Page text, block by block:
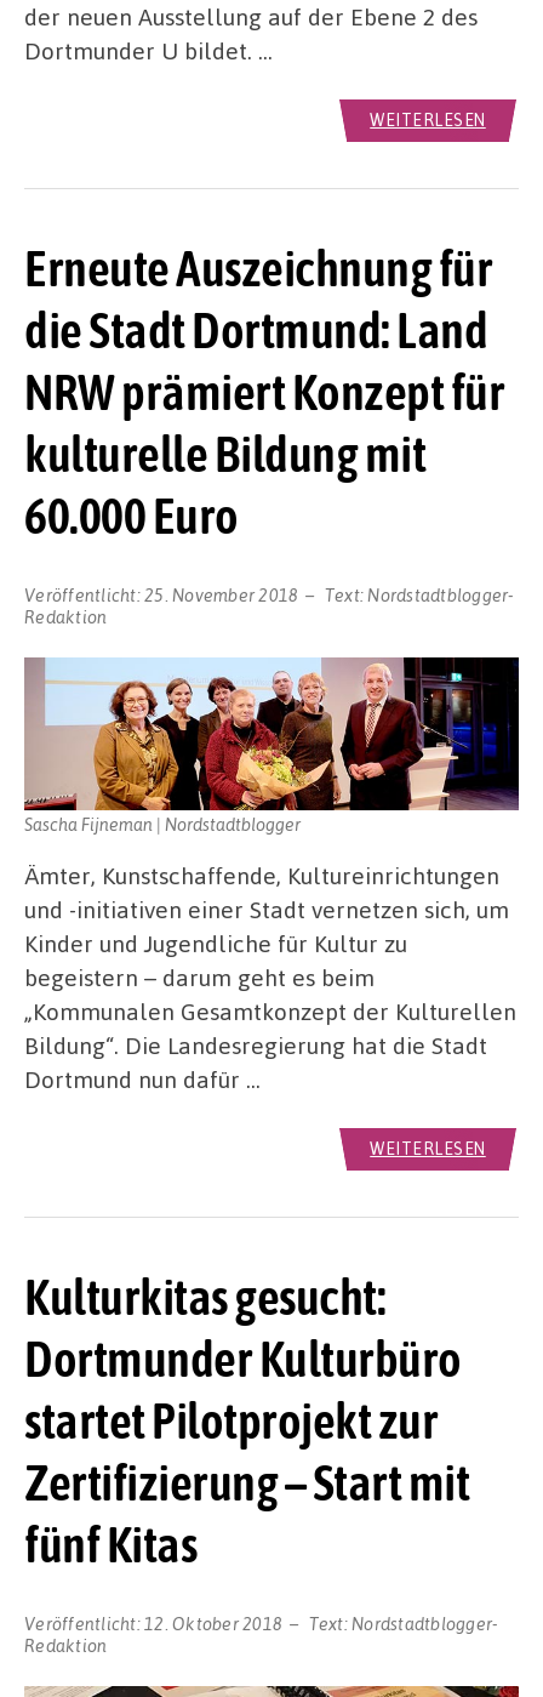
der neuen Ausstellung auf der Ebene 2 des
Dortmunder U bildet. …
WEITERLESEN
Erneute Auszeichnung für
die Stadt Dortmund: Land
NRW prämiert Konzept für
kulturelle Bildung mit
60.000 Euro
Veröffentlicht:25. November 2018 Text: Nordstadtblogger-
Redaktion
Sascha Fijneman | Nordstadtblogger
Ämter, Kunstschaffende, Kultureinrichtungen
und -initiativen einer Stadt vernetzen sich, um
Kinder und Jugendliche für Kultur zu
begeistern – darum geht es beim
„Kommunalen Gesamtkonzept der Kulturellen
Bildung“. Die Landesregierung hat die Stadt
Dortmund nun dafür …
WEITERLESEN
Kulturkitas gesucht:
Dortmunder Kulturbüro
startet Pilotprojekt zur
Zertifizierung – Start mit
fünf Kitas
Veröffentlicht: 12. Oktober 2018 Text: Nordstadtblogger-
Redaktion